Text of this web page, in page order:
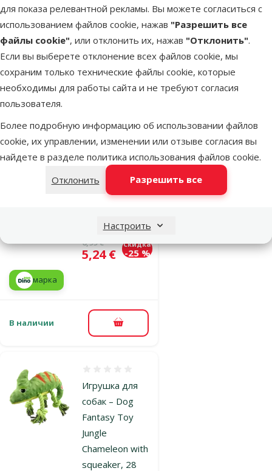
для показа релевантной рекламы. Вы можете согласиться с
использованием файлов cookie, нажав "Разрешить все
файлы cookie", или отклонить их, нажав "Отклонить".
Если вы выберете отклонение всех файлов cookie, мы
сохраним только технические файлы cookie, которые
необходимы для работы сайта и не требуют согласия
пользователя.
Более подробную информацию об использовании файлов
cookie, их управлении, изменении или отзыве согласия вы
найдете в разделе политика использования файлов cookie.
Отклонить
Разрешить все
Настроить
марка
В корзину
Игрушка для
собак – Dog
Fantasy Toy
Jungle Monkey
head with
Исходная цена
6,99 €
Цена
5,24 €
Скидка
-25 %
марка
В наличии В корзину
Игрушка для
собак – Dog
Fantasy Toy
Jungle
Chameleon with
squeaker, 28